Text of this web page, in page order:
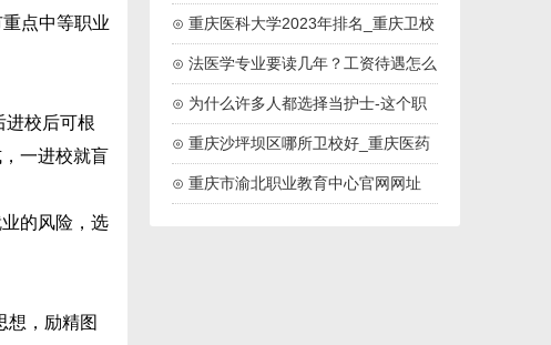
点中等职业
校后可根
一进校就盲
的风险，选
想，励精图
线
⊙ 重庆医科大学2023年排名_重庆卫校
排名
⊙ 法医学专业要读几年？工资待遇怎么
样？
⊙ 为什么许多人都选择当护士-这个职
业好吗
⊙ 重庆沙坪坝区哪所卫校好_重庆医药
高等专科学校
⊙ 重庆市渝北职业教育中心官网网址